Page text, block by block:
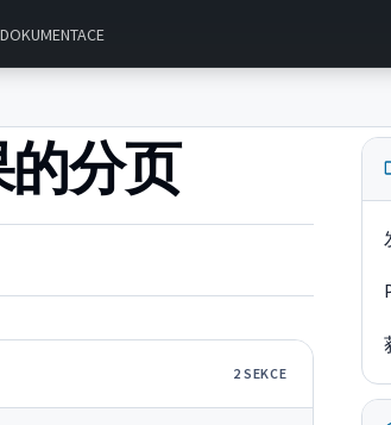
DOKUMENTACE
的分页
2 SEKCE